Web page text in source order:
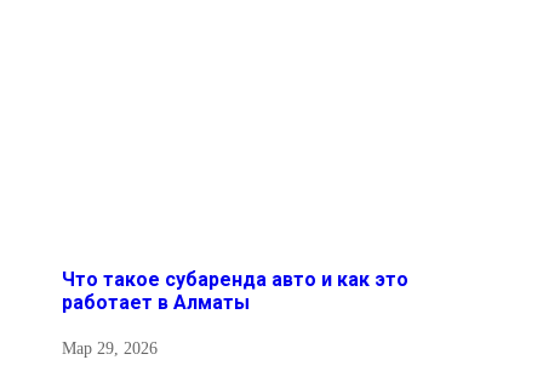
Что такое субаренда авто и как это
работает в Алматы
Мар 29, 2026